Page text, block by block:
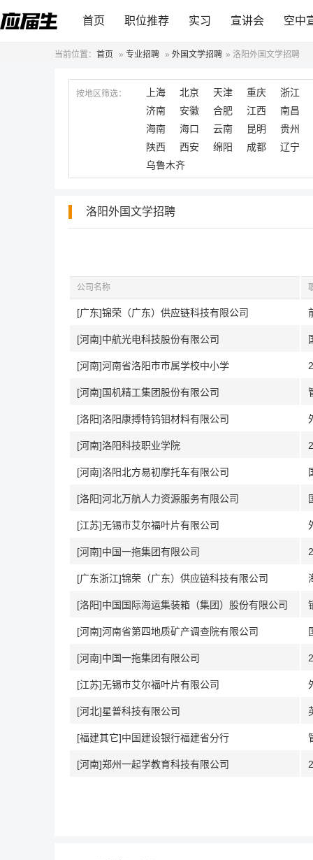
首页 职位推荐 实习 宣讲会 空中
当前位置： 首页 » 专业招聘 » 外国文学招聘 » 洛阳外国文学招聘
按地区筛选： 上海 北京 天津 重庆
浙江
济南
安徽 合肥 江西
南昌
海南
海口 云南 昆明
贵州
陕西
西安 绵阳 成都
辽宁
乌鲁木齐
洛阳外国文学招聘
公司名称
[广东]锦荣（广东）供应链科技有限公司
[河南]中航光电科技股份有限公司
[河南]河南省洛阳市市属学校中小学
[河南]国机精工集团股份有限公司
[洛阳]洛阳康搏特钨钼材料有限公司
[河南]洛阳科技职业学院
[河南]洛阳北方易初摩托车有限公司
[洛阳]河北万航人力资源服务有限公司
[江苏]无锡市艾尔福叶片有限公司
[河南]中国一拖集团有限公司
[广东浙江]锦荣（广东）供应链科技有限公司
[洛阳]中国国际海运集装箱（集团）股份有限公司
[河南]河南省第四地质矿产调查院有限公司
[河南]中国一拖集团有限公司
[江苏]无锡市艾尔福叶片有限公司
[河北]星普科技有限公司
[福建其它]中国建设银行福建省分行
[河南]郑州一起学教育科技有限公司